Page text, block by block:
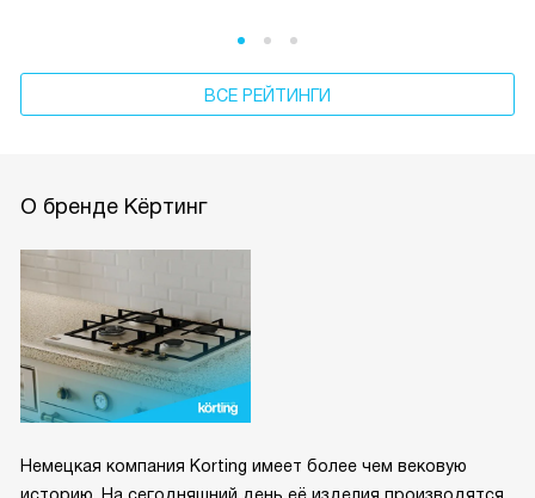
ВСЕ РЕЙТИНГИ
О бренде Кёртинг
Немецкая компания Korting имеет более чем вековую
историю. На сегодняшний день её изделия производятся